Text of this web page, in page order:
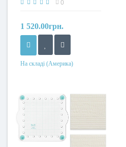
0
1 520.00грн.
На складі (Америка)